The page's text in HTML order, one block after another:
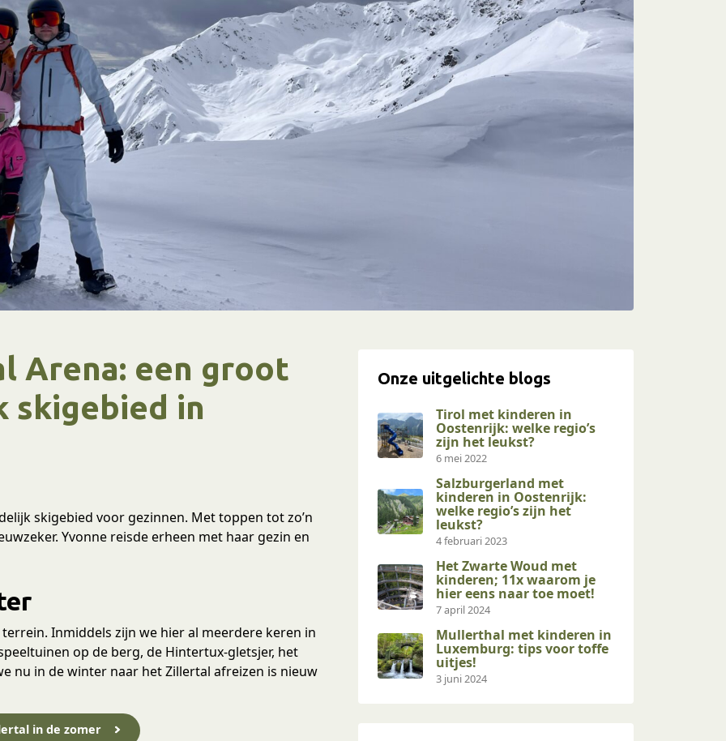
Arena: een groot
skigebied in
skigebied voor gezinnen. Met toppen tot zo’n
Yvonne reisde erheen met haar gezin en
Inmiddels zijn we hier al meerdere keren in
op de berg, de Hintertux-gletsjer, het
nu in de winter naar het Zillertal afreizen is nieuw
in de zomer
Onze uitgelichte blogs
Tirol met kinderen in
Oostenrijk: welke regio’s
zijn het leukst?
6 mei 2022
Salzburgerland met
kinderen in Oostenrijk:
welke regio’s zijn het
leukst?
4 februari 2023
Het Zwarte Woud met
kinderen; 11x waarom je
hier eens naar toe moet!
7 april 2024
Mullerthal met kinderen in
Luxemburg: tips voor toffe
uitjes!
3 juni 2024